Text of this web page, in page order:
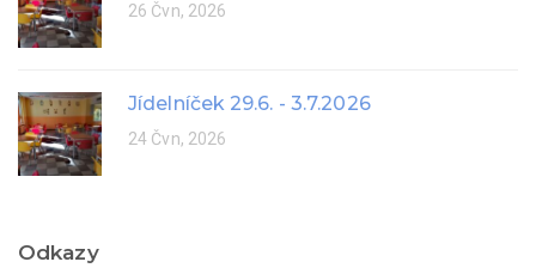
26 Čvn, 2026
Jídelníček 29.6. - 3.7.2026
24 Čvn, 2026
Odkazy